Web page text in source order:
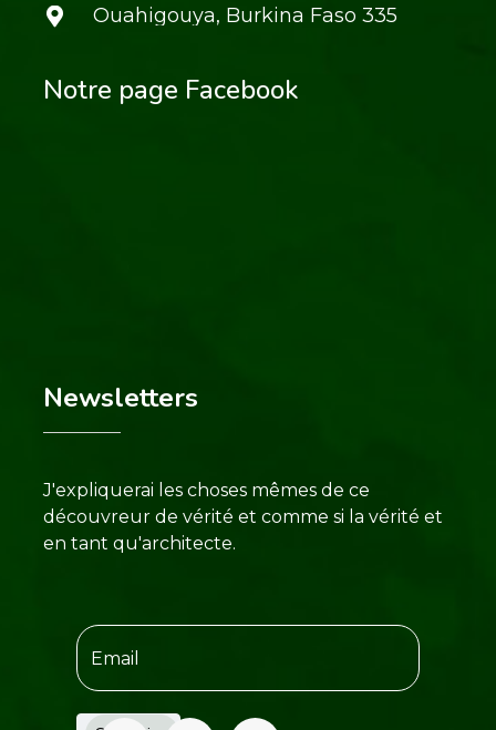
Ouahigouya, Burkina Faso 335
Notre page Facebook
Newsletters
J'expliquerai les choses mêmes de ce
découvreur de vérité et comme si la vérité et
en tant qu'architecte.